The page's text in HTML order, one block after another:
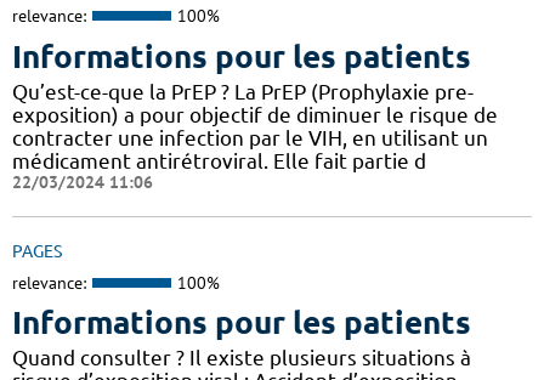
relevance: 100%
Informations pour les patients
Qu’est-ce-que la PrEP ? La PrEP (Prophylaxie pre-
exposition) a pour objectif de diminuer le risque de
contracter une infection par le VIH, en utilisant un
médicament antirétroviral. Elle fait partie d
22/03/2024 11:06
PAGES
relevance: 100%
Informations pour les patients
Quand consulter ? Il existe plusieurs situations à